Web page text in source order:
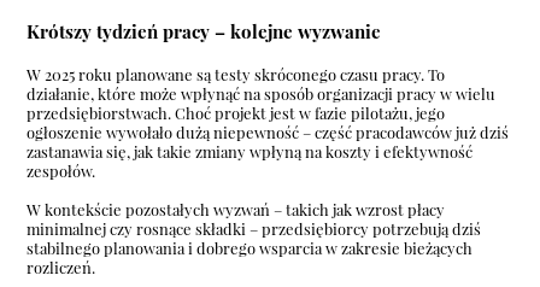
Krótszy tydzień pracy – kolejne wyzwanie
W 2025 roku planowane są testy skróconego czasu pracy. To
działanie, które może wpłynąć na sposób organizacji pracy w wielu
przedsiębiorstwach. Choć projekt jest w fazie pilotażu, jego
ogłoszenie wywołało dużą niepewność – część pracodawców już dziś
zastanawia się, jak takie zmiany wpłyną na koszty i efektywność
zespołów.
W kontekście pozostałych wyzwań – takich jak wzrost płacy
minimalnej czy rosnące składki – przedsiębiorcy potrzebują dziś
stabilnego planowania i dobrego wsparcia w zakresie bieżących
rozliczeń.